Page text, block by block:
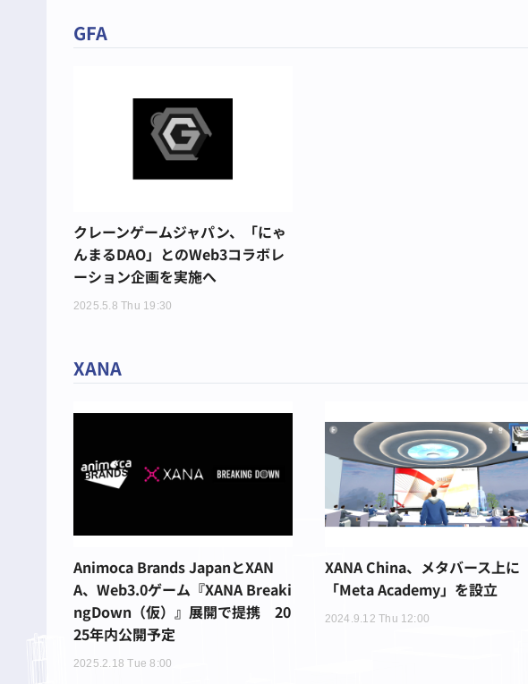
GFA
クレーンゲームジャパン、「にゃ
んまるDAO」とのWeb3コラボレ
ーション企画を実施へ
2025.5.8 Thu 19:30
XANA
Animoca Brands JapanとXAN
A、Web3.0ゲーム『XANA Breaki
ngDown（仮）』展開で提携 20
25年内公開予定
2025.2.18 Tue 8:00
XANA China、メタバース上に
「Meta Academy」を設立
2024.9.12 Thu 12:00